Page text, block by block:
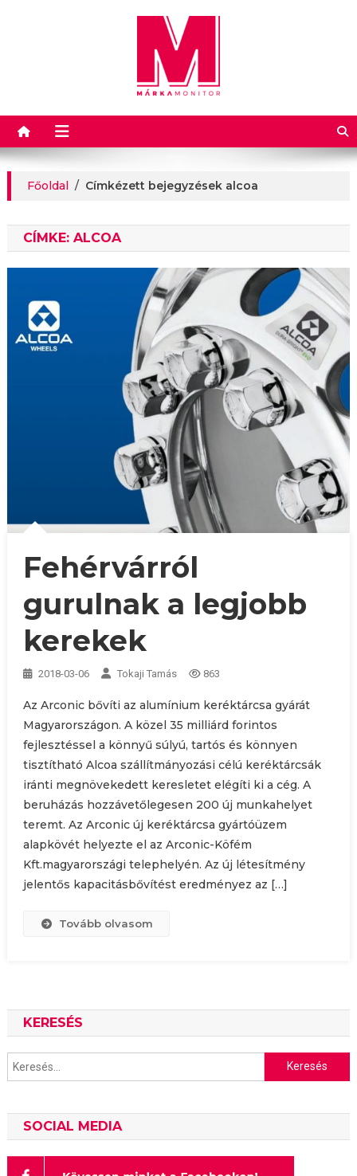
Márkamonitor
Főoldal / Címkézett bejegyzések alcoa
CÍMKE: ALCOA
Fehérvárról
gurulnak a legjobb
kerekek
2018-03-06 Tokaji Tamás 863
Az Arconic bővíti az alumínium keréktárcsa gyárát
Magyarországon. A közel 35 milliárd forintos
fejlesztéssel a könnyű súlyú, tartós és könnyen
tisztítható Alcoa szállítmányozási célú keréktárcsák
iránti megnövekedett keresletet elégíti ki a cég. A
beruházás hozzávetőlegesen 200 új munkahelyet
teremt. Az Arconic új keréktárcsa gyártóüzem
alapkövét helyezte el az Arconic-Köfém
Kft.magyarországi telephelyén. Az új létesítmény
jelentős kapacitásbővítést eredményez az […]
Tovább olvasom
KERESÉS
Keresés:
SOCIAL MEDIA